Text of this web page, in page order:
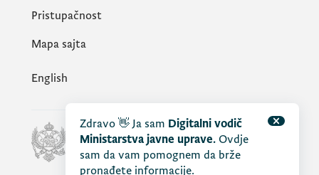
Pristupačnost
Mapa sajta
English
Zdravo 👋 Ja sam Digitalni vodič
Ministarstva javne uprave. Ovdje
sam da vam pomognem da brže
pronađete informacije.